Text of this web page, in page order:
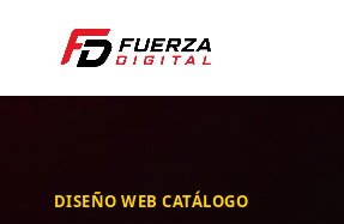
DISEÑO WEB CATÁLOGO